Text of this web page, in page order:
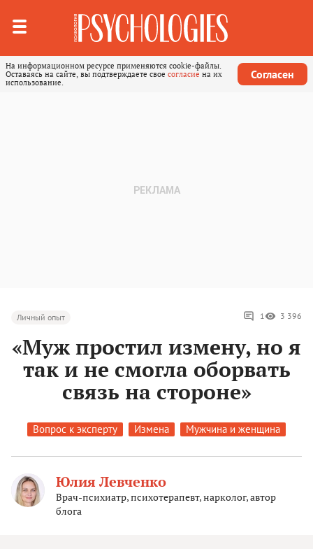
На информационном ресурсе применяются cookie-файлы.
Оставаясь на сайте, вы подтверждаете свое согласие на их
использование.
Согласен
Личный опыт 1 3 396
«Муж простил измену, но я
так и не смогла оборвать
связь на стороне»
Вопрос к эксперту Измена Мужчина и женщина
Юлия Левченко
Врач-психиатр, психотерапевт, нарколог, автор
блога